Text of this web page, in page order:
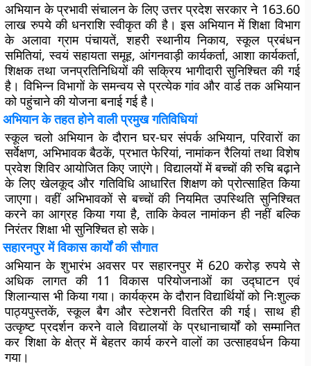
अभियान के प्रभावी संचालन के लिए उत्तर प्रदेश सरकार ने 163.60
लाख रुपयेकी धनराशि स्वीकृत की है। इस अभियान में शिक्षा विभाग
के अलावा ग्राम पंचायतें, शहरी स्थानीय निकाय, स्कूल प्रबंधन
समितियां, स्वयं सहायता समूह, आंगनवाड़ी कार्यकर्ता, आशा कार्यकर्ता,
शिक्षक तथा जनप्रतिनिधियों की सक्रिय भागीदारी सुनिश्चित की गई
है। विभिन्न विभागों के समन्वय से प्रत्येक गांव और वार्ड तक अभियान
को पहुंचाने की योजना बनाई गई है।
अभियान के तहत होने वाली प्रमुख गतिविधियां
स्कूल चलो अभियान के दौरान घर-घर संपर्क अभियान, परिवारों का
सर्वेक्षण, अभिभावक बैठकें, प्रभात फेरियां, नामांकन रैलियां तथा विशेष
प्रवेश शिविर आयोजित किए जाएंगे। विद्यालयों में बच्चों की रुचि बढ़ाने
के लिए खेलकूद और गतिविधि आधारित शिक्षण को प्रोत्साहित किया
जाएगा। वहीं अभिभावकों से बच्चों की नियमित उपस्थिति सुनिश्चित
करने का आग्रह किया गया है, ताकि केवल नामांकन ही नहीं बल्कि
निरंतर शिक्षा भी सुनिश्चित हो सके।
सहारनपुर में विकास कार्यों की सौगात
अभियान के शुभारंभ अवसर पर सहारनपुर में 620 करोड़ रुपये से
अधिक लागत की 11 विकास परियोजनाओं का उद्घाटन एवं
शिलान्यास भी किया गया। कार्यक्रम के दौरान विद्यार्थियों को निःशुल्क
पाठ्यपुस्तकें, स्कूल बैग और स्टेशनरी वितरित की गई। साथ ही
उत्कृष्ट प्रदर्शन करने वाले विद्यालयों के प्रधानाचार्यों को सम्मानित
कर शिक्षा के क्षेत्र में बेहतर कार्य करने वालों का उत्साहवर्धन किया
गया।